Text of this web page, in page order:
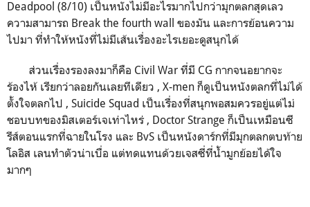
Deadpool (8/10) เป็นหนังไม่มีอะไรมากไปกว่ามุกตลกสุดเลว
ความสามารถ Break the fourth wall ของมัน และการย้อนความ
ไปมา ที่ทำให้หนังที่ไม่มีเส้นเรื่องอะไรเยอะดูสนุกได้
ส่วนเรื่องรองลงมาก็คือ Civil War ที่มี CG กากจนอยากจะ
ร้องไห้ เรียกว่าลอยกันเลยทีเดียว , X-men ก็ดูเป็นหนังตลกที่ไม่ได้
ตั้งใจตลกไป , Suicide Squad เป็นเรื่องที่สนุกพอสมควรอยู่แต่ไม่
ชอบบทของมิสเตอร์เจเท่าไหร่ , Doctor Strange ก็เป็นเหมือนซี
รีส์ตอนแรกที่ฉายในโรง และ BvS เป็นหนังดาร์กที่มีมุกตลกตบท้าย
โลอิส เลนทำตัวน่าเบื่อ แต่ทดแทนด้วยเจสซี่ที่น้ำมูกย้อยได้ใจ
มากๆ